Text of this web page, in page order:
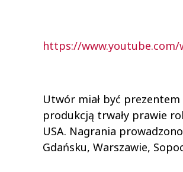
https://www.youtube.com/
Utwór miał być
produkcją trwały prawie
USA. Nagrania
Gdańsku, Warszawie,